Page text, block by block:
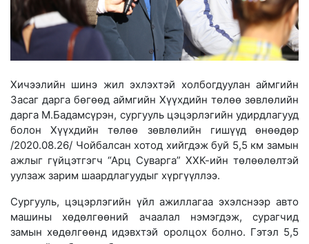
Хичээлийн шинэ жил эхлэхтэй холбогдуулан аймгийн
Засаг дарга бөгөөд аймгийн Хүүхдийн төлөө зөвлөлийн
дарга М.Бадамсүрэн, сургууль цэцэрлэгийн удирдлагууд
болон Хүүхдийн төлөө зөвлөлийн гишүүд өнөөдөр
/2020.08.26/ Чойбалсан хотод хийгдэж буй 5,5 км замын
ажлыг гүйцэтгэгч “Арц Суварга” ХХК-ийн төлөөлөлтэй
уулзаж зарим шаардлагуудыг хүргүүллээ.
Сургууль, цэцэрлэгийн үйл ажиллагаа эхэлснээр авто
машины хөдөлгөөний ачаалал нэмэгдэж, сурагчид
замын хөдөлгөөнд идэвхтэй оролцох болно. Гэтэл 5,5